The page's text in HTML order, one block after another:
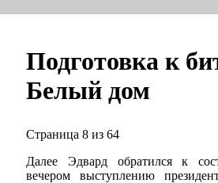
Подготовка к
Белый дом
Страница 8 из 64
Далее Эдвард обратился к
вечером выступлению